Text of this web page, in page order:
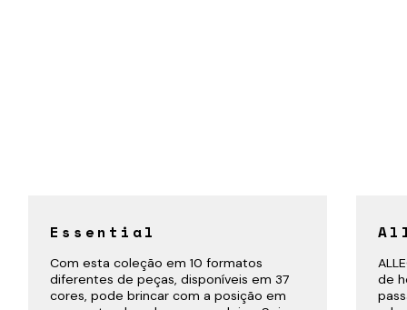
Essential
Com esta coleção em 10 formatos
diferentes de peças, disponíveis em 37
cores, pode brincar com a posição em
de